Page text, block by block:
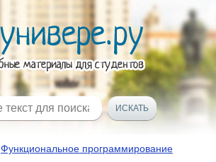
Функциональное программирование